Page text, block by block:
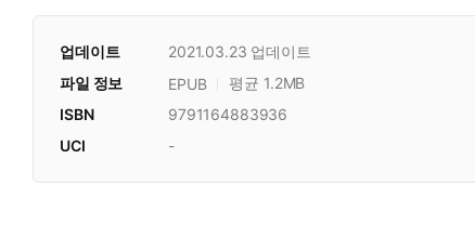
업데이트 2021.03.23 업데이트
파일 정보 EPUB
평균 1.2MB
ISBN
9791164883936
UCI
-